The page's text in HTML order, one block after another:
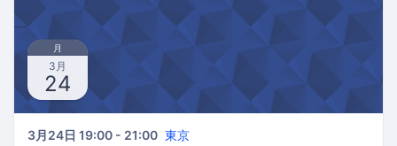
月
3月
24
3月24日 19:00 - 21:00 東京